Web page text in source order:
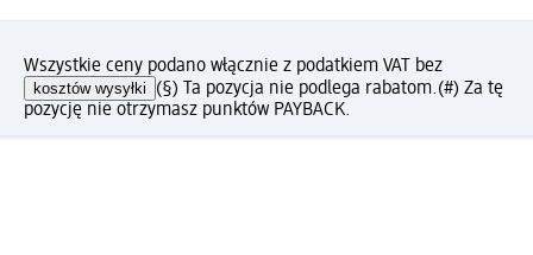
Wszystkie ceny podano włącznie z podatkiem VAT bez
kosztów wysyłki (§) Ta pozycja nie podlega rabatom.(#) Za tę
pozycję nie otrzymasz punktów PAYBACK.